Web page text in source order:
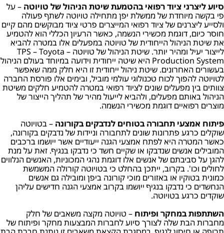
סיוע ליצרני ציוד רפואי בהטמעת שיטת הניהול של טויוטה – על
פי בקשה מיוחדת של ממשלת יפן מתחילה טויוטה לשתף פעולה
ולסייע ליצרנים של ציוד רפואי המייצרים פרטי ציוד מבוקשים מהם קיים
חוסר כיום, דוגמת מכשירי הנשמה, כאשר הרעיון הכללי הוא להטמיע
את שיטת הניהול הייחודית של טויוטה במפעלים אלו במטרה להביא
לייצור יעיל ומהיר יותר. שיטת הניהול של טויוטה – TPS – Toyota
Production System היא שיטה ייחודית וידועה במיוחד בעולם הניהול
בעשורים האחרונים. שיטת ניהול ייחודית זו היא חלק ממה שאפשר
לטויוטה להפוך לכוח טכנולוגי עולמי מוביל, ובימים אלו פורסת החברה
צוותים בין מפעלים שונים לציוד רפואי במטרה להטמיע חלקים משיטת
הניהול באותם מפעלים, ולהביא לייעול מהיר של תהליך הייצור של
מוצרים רפואיים דוגמת מכשירי הנשמה.
פיתוח אמצעי תחבורה בטוחים לנדבקים בקורונה – בטויוטה
שוקלים כרגע פתרונות שונים לתחבורה וניידות של נדבקים בקורונה,
כאשר המטרה היא לפתח אמצעי הגנה ייעודיים אשר ייושמו ברכבים
המובילים אנשים שנדבקו או שקיים חשד כי נדבקו בנגיף. זאת על מנת
להגן על סביבתם של אנשים אלו דוגמת נהגי המכוניות, האנשים הנלווים
לחולים וכו'. בקרוב, ייתכן בהחלט כי בטויוטה קורולה המשמשת
כמונית בטוקיו או באזורים מוכי קורונה ביפן ומובילה גם אנשים
הנחשדים כי נדבקו בנגיף ייושמו בקרוב אמצעי הגנה חדישים עליהן
שוקדים כרגע בטויוטה.
השתתפות במחקר ופיתוח – טויוטה מקצה משאבים של חלק
מחברות הבת שלה לצורך סיוע לחברות המבצעות מחקר ופיתוח של